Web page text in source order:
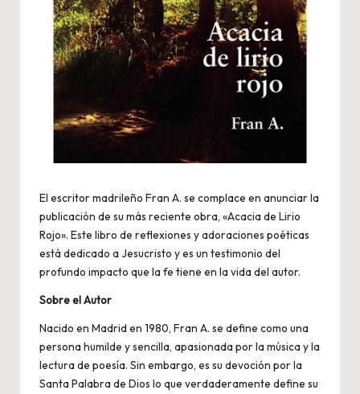
El escritor madrileño Fran A. se complace en anunciar la
publicación de su más reciente obra, «Acacia de Lirio
Rojo». Este libro de reflexiones y adoraciones poéticas
está dedicado a Jesucristo y es un testimonio del
profundo impacto que la fe tiene en la vida del autor.
Sobre el Autor
Nacido en Madrid en 1980, Fran A. se define como una
persona humilde y sencilla, apasionada por la música y la
lectura de poesía. Sin embargo, es su devoción por la
Santa Palabra de Dios lo que verdaderamente define su